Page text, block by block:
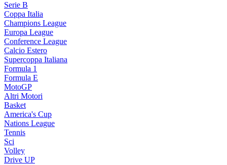
Serie B
Coppa Italia
Champions League
Europa League
Conference League
Calcio Estero
Supercoppa Italiana
Formula 1
Formula E
MotoGP
Altri Motori
Basket
America's Cup
Nations League
Tennis
Sci
Volley
Drive UP